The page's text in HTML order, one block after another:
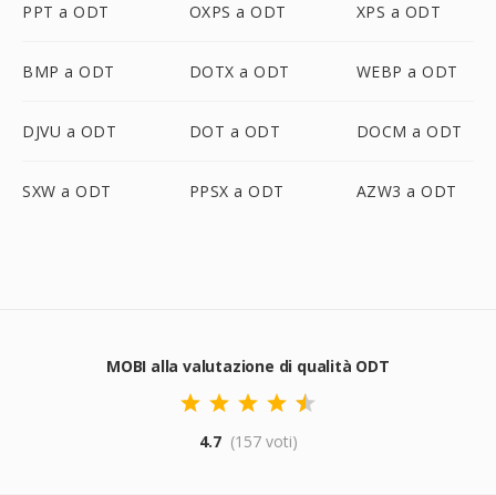
PPT a ODT OXPS a ODT XPS a ODT
BMP a ODT DOTX a ODT WEBP a ODT
DJVU a ODT DOT a ODT DOCM a ODT
SXW a ODT PPSX a ODT AZW3 a ODT
MOBI alla valutazione di qualità ODT
4.7 (157 voti)